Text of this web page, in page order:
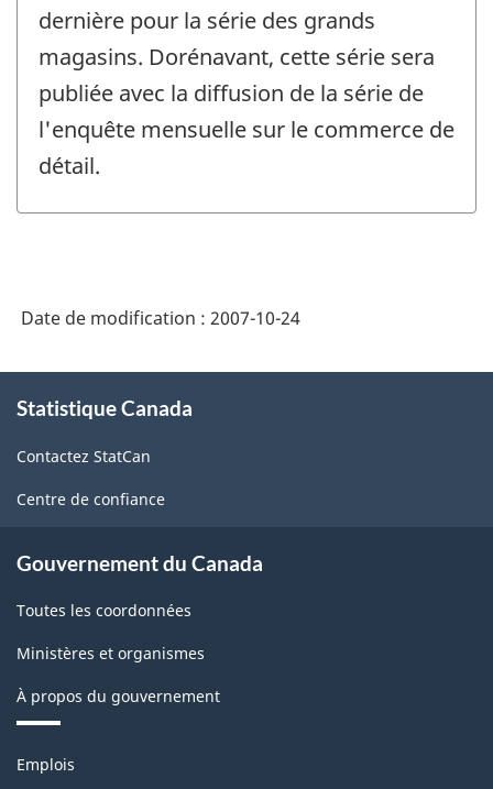
-
dernière pour la série des grands
magasins. Dorénavant, cette série sera
publiée avec la diffusion de la série de
l'enquête mensuelle sur le commerce de
détail.
Date de modification : 2007-10-24
propos
ce
site
Statistique Canada
Contactez StatCan
Centre de confiance
Gouvernement du Canada
Toutes les coordonnées
Ministères et organismes
À propos du gouvernement
Thèmes
Emplois